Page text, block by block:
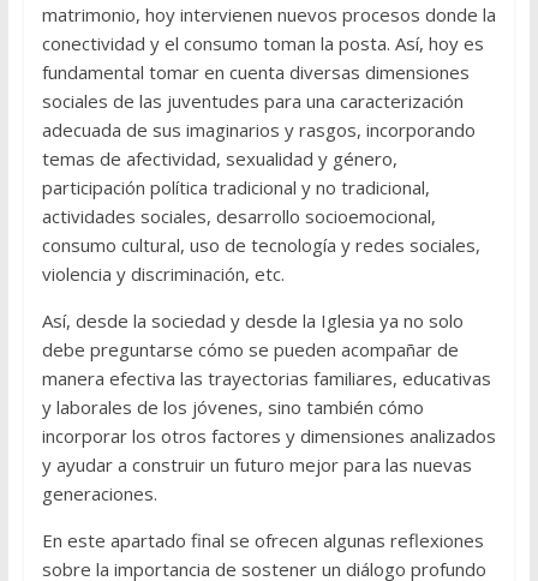
matrimonio, hoy intervienen nuevos procesos donde la
conectividad y el consumo toman la posta. Así, hoy es
fundamental tomar en cuenta diversas dimensiones
sociales de las juventudes para una caracterización
adecuada de sus imaginarios y rasgos, incorporando
temas de afectividad, sexualidad y género,
participación política tradicional y no tradicional,
actividades sociales, desarrollo socioemocional,
consumo cultural, uso de tecnología y redes sociales,
violencia y discriminación, etc.
Así, desde la sociedad y desde la Iglesia ya no solo
debe preguntarse cómo se pueden acompañar de
manera efectiva las trayectorias familiares, educativas
y laborales de los jóvenes, sino también cómo
incorporar los otros factores y dimensiones analizados
y ayudar a construir un futuro mejor para las nuevas
generaciones.
En este apartado final se ofrecen algunas reflexiones
sobre la importancia de sostener un diálogo profundo